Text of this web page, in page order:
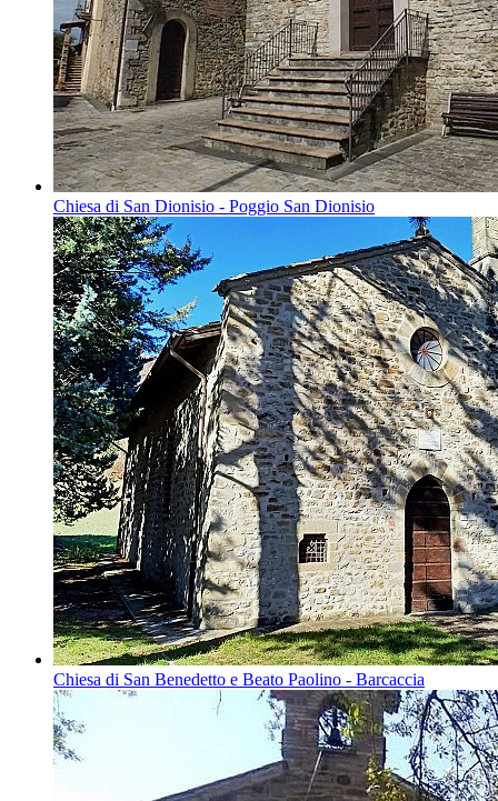
Chiesa di San Dionisio - Poggio San Dionisio
Chiesa di San Benedetto e Beato Paolino - Barcaccia